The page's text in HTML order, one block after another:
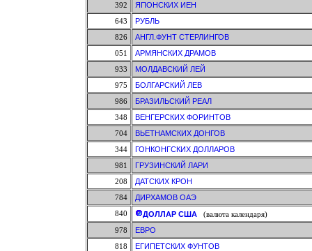
392
ЯПОНСКИХ ИЕН
643
РУБЛЬ
826
АНГЛ.ФУНТ СТЕРЛИНГОВ
051
АРМЯНСКИХ ДРАМОВ
933
МОЛДАВСКИЙ ЛЕЙ
975
БОЛГАРСКИЙ ЛЕВ
986
БРАЗИЛЬСКИЙ РЕАЛ
348
ВЕНГЕРСКИХ ФОРИНТОВ
704
ВЬЕТНАМСКИХ ДОНГОВ
344
ГОНКОНГСКИХ ДОЛЛАРОВ
981
ГРУЗИНСКИЙ ЛАРИ
208
ДАТСКИХ КРОН
784
ДИРХАМОВ ОАЭ
840
ДОЛЛАР США(валюта календаря)
978
ЕВРО
818
ЕГИПЕТСКИХ ФУНТОВ